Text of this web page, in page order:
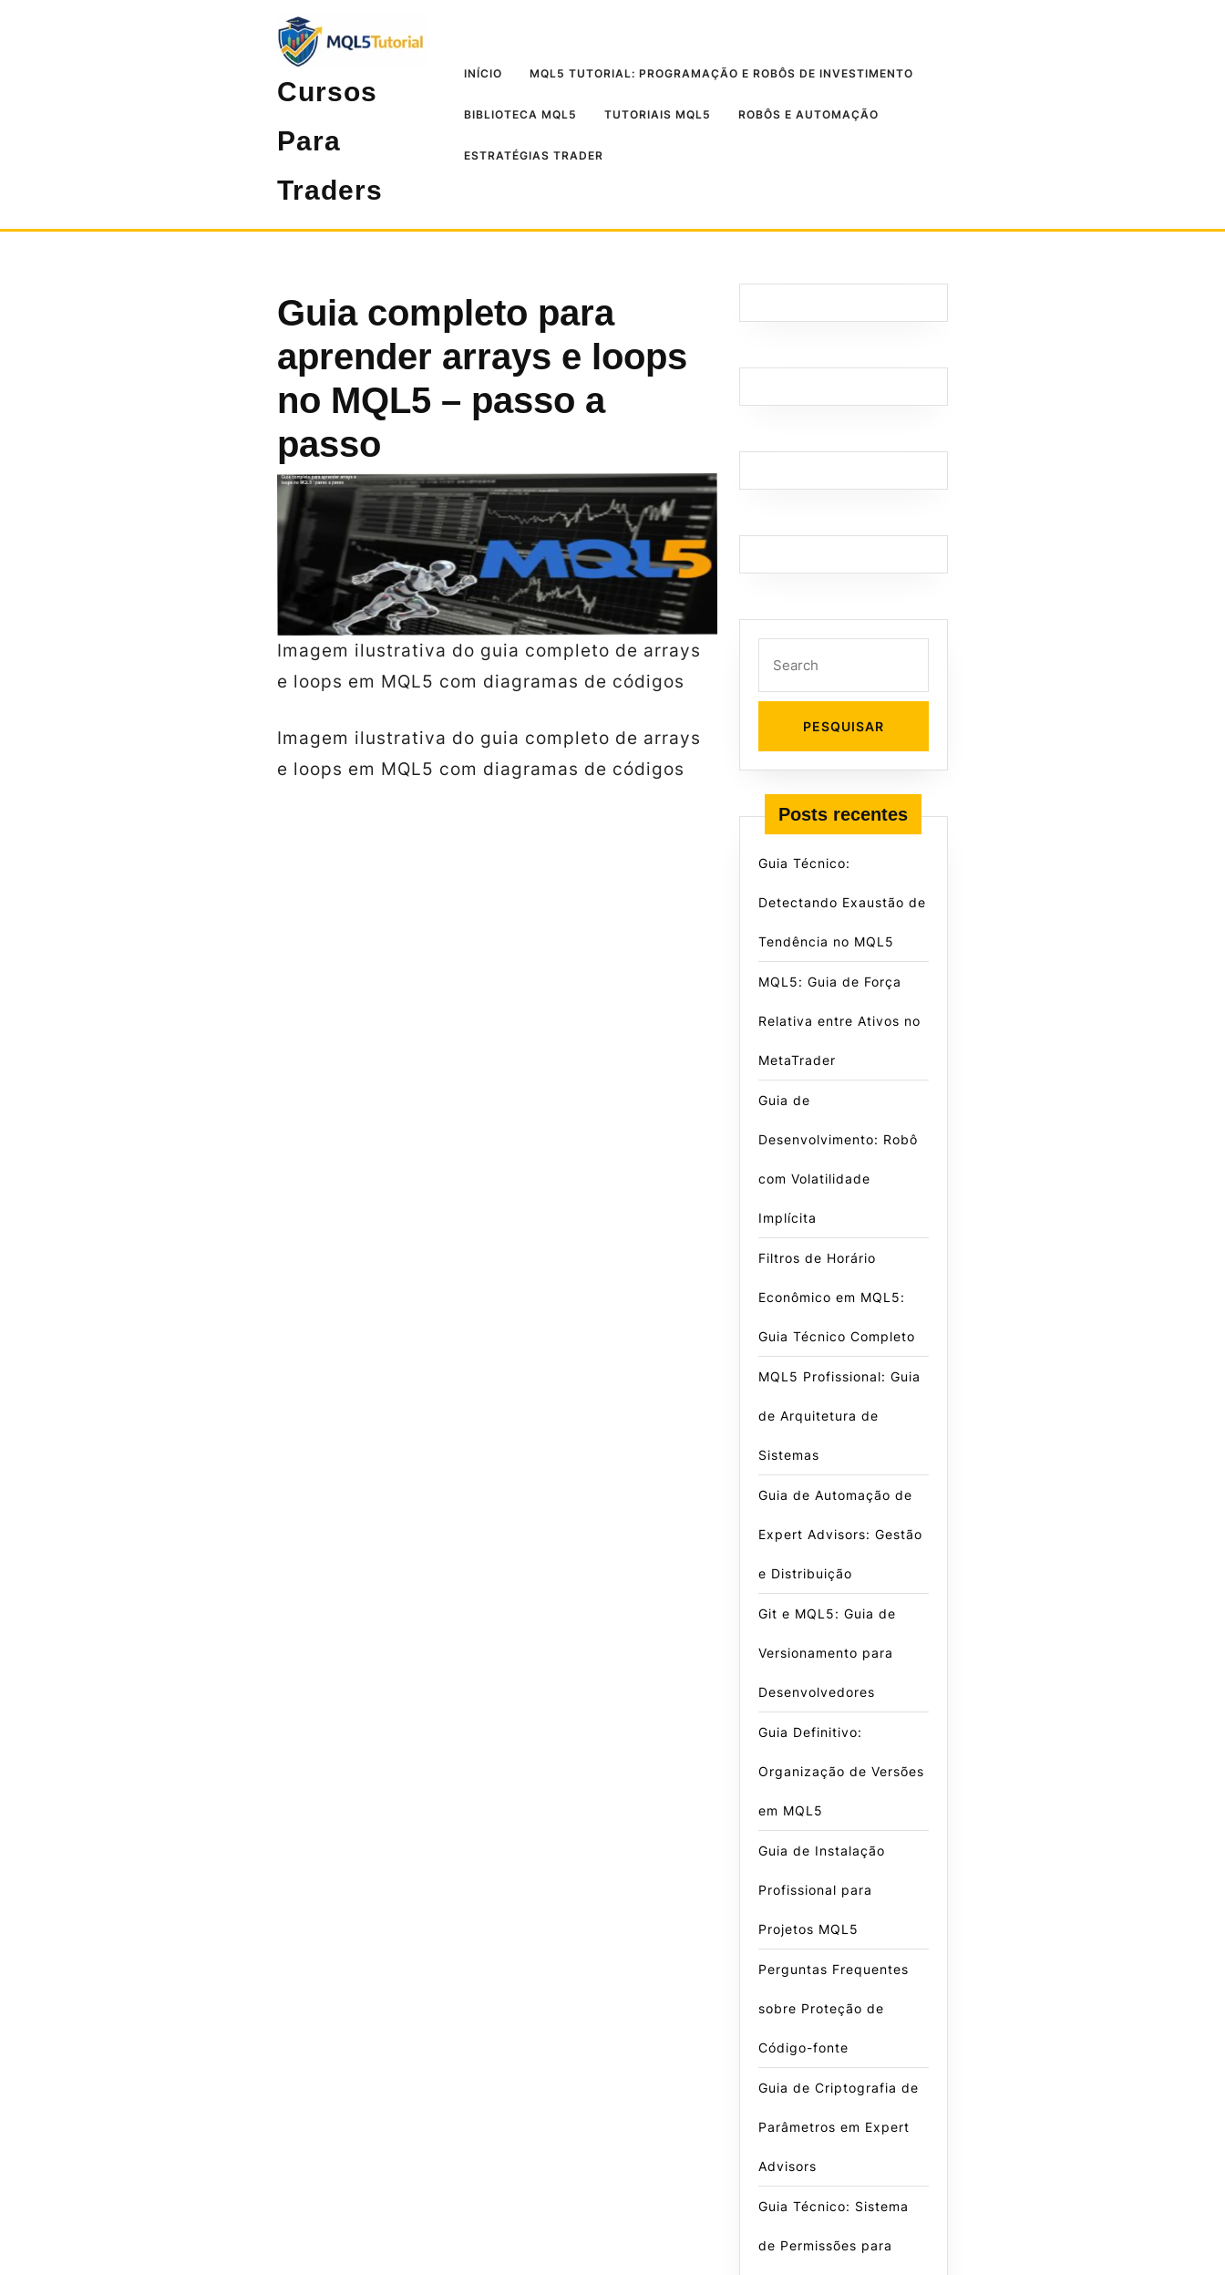
Cursos
Para
Traders
INÍCIO MQL5 TUTORIAL: PROGRAMAÇÃO E ROBÔS DE INVESTIMENTO
BIBLIOTECA MQL5 TUTORIAIS MQL5 ROBÔS E AUTOMAÇÃO
ESTRATÉGIAS TRADER
Guia completo para
aprender arrays e loops
no MQL5 – passo a
passo
Imagem ilustrativa do guia completo de arrays
e loops em MQL5 com diagramas de códigos
Imagem ilustrativa do guia completo de arrays
e loops em MQL5 com diagramas de códigos
Posts recentes
Guia Técnico:
Detectando Exaustão de
Tendência no MQL5
MQL5: Guia de Força
Relativa entre Ativos no
MetaTrader
Guia de
Desenvolvimento: Robô
com Volatilidade
Implícita
Filtros de Horário
Econômico em MQL5:
Guia Técnico Completo
MQL5 Profissional: Guia
de Arquitetura de
Sistemas
Guia de Automação de
Expert Advisors: Gestão
e Distribuição
Git e MQL5: Guia de
Versionamento para
Desenvolvedores
Guia Definitivo:
Organização de Versões
em MQL5
Guia de Instalação
Profissional para
Projetos MQL5
Perguntas Frequentes
sobre Proteção de
Código-fonte
Guia de Criptografia de
Parâmetros em Expert
Advisors
Guia Técnico: Sistema
de Permissões para